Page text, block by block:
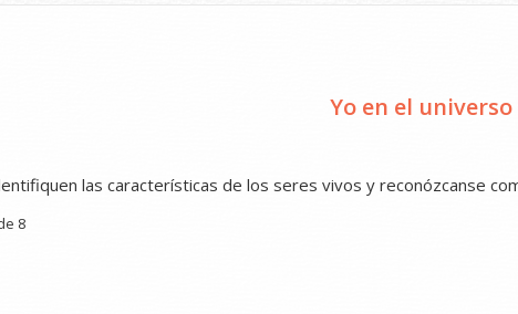
El universo que me
la diversidad de formas y tamaños de los seres vivos.